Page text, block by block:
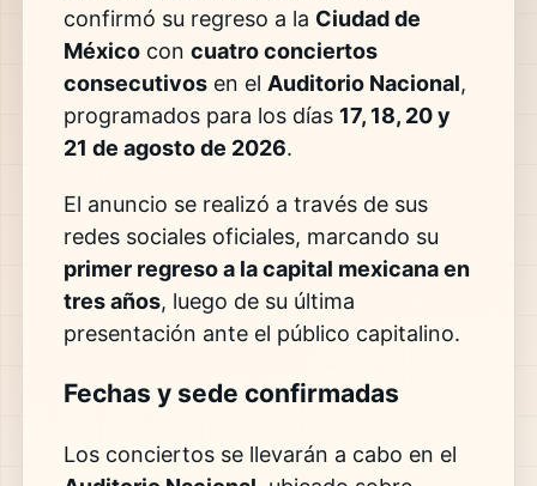
confirmó su regreso a la Ciudad de
Méxicocon cuatro conciertos
consecutivosen el Auditorio Nacional,
programados para los días 17, 18, 20 y
21 de agosto de 2026.
El anuncio se realizó a través de sus
redes sociales oficiales, marcando su
primer regreso a la capital mexicana en
tres años, luego de su última
presentación ante el público capitalino.
Fechas y sede confirmadas
Los conciertos se llevarán a cabo en el